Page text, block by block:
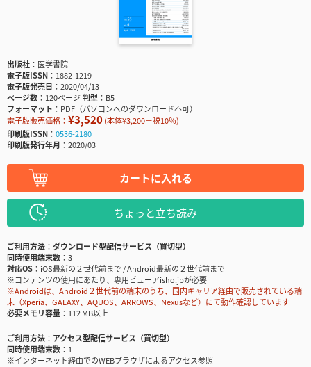
出版社
医学書院
電子版ISSN
1882-1219
電子版発売日
2020/04/13
ページ数
120ページ判型
B5
フォーマット
PDF（パソコンへのダウンロード不可）
電子版販売価格： ¥3,520(本体¥3,200＋税10％)
印刷版ISSN
0536-2180
印刷版発行年月
2020/03
カートに入れる
ちょっと立ち読み
ご利用方法
ダウンロード型配信サービス（買切型）
同時使用端末数
3
対応OS
iOS最新の２世代前まで / Android最新の２世代前まで
※コンテンツの使用にあたり、専用ビューアisho.jpが必要
※Androidは、Android２世代前の端末のうち、国内キャリア経由で販売されている端
末（Xperia、GALAXY、AQUOS、ARROWS、Nexusなど）にて動作確認しています
必要メモリ容量
112 MB以上
ご利用方法
アクセス型配信サービス（買切型）
同時使用端末数
1
※インターネット経由でのWEBブラウザによるアクセス参照